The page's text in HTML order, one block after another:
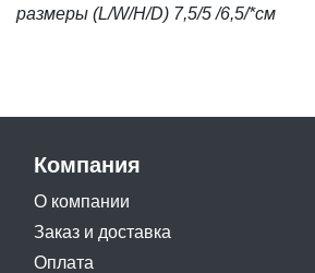
размеры (L/W/H/D) 7,5/5 /6,5/*см
Компания
О компании
Заказ и доставка
Оплата